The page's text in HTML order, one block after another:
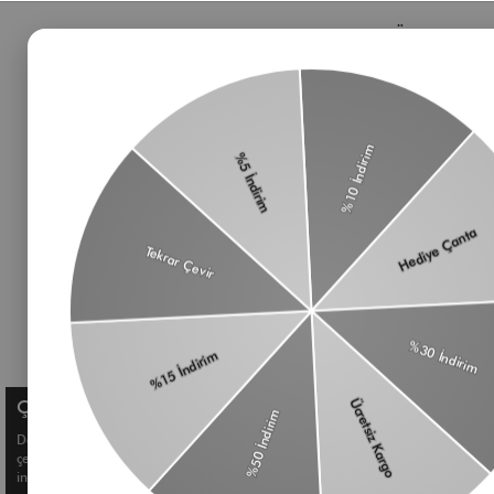
Bizden Haberler
Haberlerimiz, özel tekliflerimiz ve favori stillerimiz
hakkında ilk siz bilgi sahibi olun
Üyelik koşullarını
kişisel verilerimin
korunmasını kabul ediyorum.
Öne
Omuz Çantası
Süet Çanta
Baget Çanta
Çapraz Çanta
Kadın Cüzdan
Aksesuar
Kemer
© Shule. All right reserved.
Çerez Kullanımı
Deneyiminizi geliştirmek ve size kişiselleştirilmiş içerikler sunmak için
çerezler kullanıyoruz. Detaylı bilgi içinÇerez Politikamızı
inceleyebilirsiniz.